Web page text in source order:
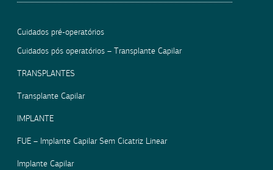
Cuidados pré-operatórios
Cuidados pós operatórios – Transplante Capilar
TRANSPLANTES
Transplante Capilar
IMPLANTE
FUE – Implante Capilar Sem Cicatriz Linear
Implante Capilar